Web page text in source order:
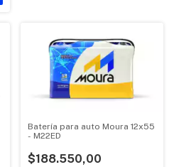
Batería para auto Moura 12x55
- M22ED
$188.550,00